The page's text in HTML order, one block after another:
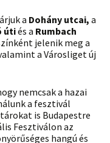
a Dohány utcai, a
útiés a Rumbach
jelenik meg a
a Városliget új
nemcsak a hazai
a fesztivál
is Budapestre
Fesztiválon az
hangú és